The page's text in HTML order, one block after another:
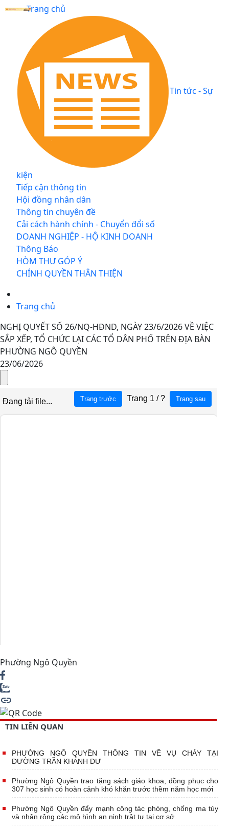
Trang chủ
Tin tức - Sự
kiện
Tiếp cận thông tin
Hội đồng nhân dân
Thông tin chuyên đề
Cải cách hành chính - Chuyển đổi số
DOANH NGHIỆP - HỘ KINH DOANH
Thông Báo
HÒM THƯ GÓP Ý
CHÍNH QUYỀN THÂN THIỆN
Trang chủ
NGHỊ QUYẾT SỐ 26/NQ-HĐND, NGÀY 23/6/2026 VỀ VIỆC
SẮP XẾP, TỔ CHỨC LẠI CÁC TỔ DÂN PHỐ TRÊN ĐỊA BÀN
PHƯỜNG NGÔ QUYỀN
23/06/2026
Phường Ngô Quyền
TIN LIÊN QUAN
PHƯỜNG NGÔ QUYỀN THÔNG TIN VỀ VỤ CHÁY TẠI
ĐƯỜNG TRẦN KHÁNH DƯ
Phường Ngô Quyền trao tặng sách giáo khoa, đồng phục cho
307 học sinh có hoàn cảnh khó khăn trước thềm năm học mới
Phường Ngô Quyền đẩy mạnh công tác phòng, chống ma túy
và nhân rộng các mô hình an ninh trật tự tại cơ sở